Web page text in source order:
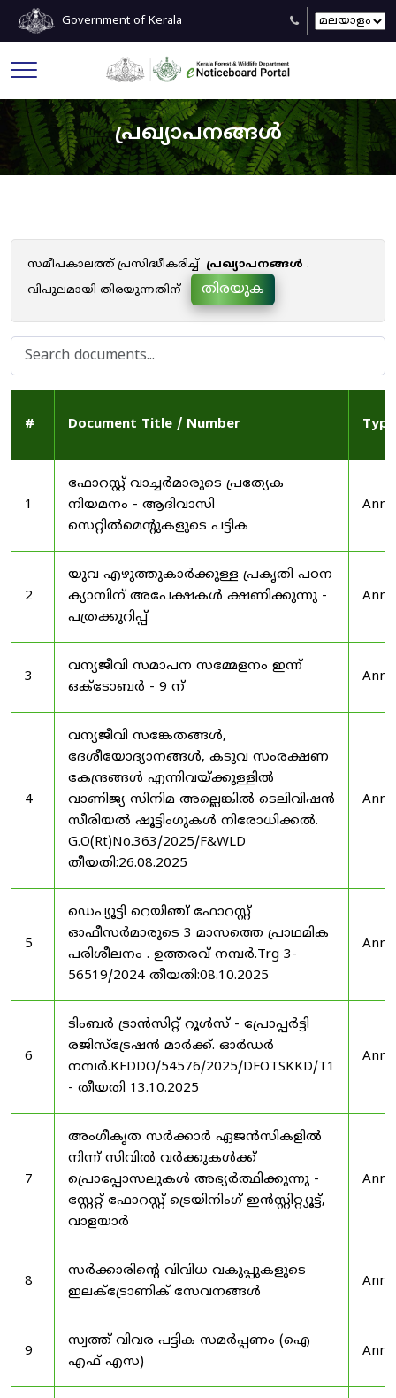
Government of Kerala
പ്രഖ്യാപനങ്ങൾ
സമീപകാലത്ത് പ്രസിദ്ധീകരിച്ച് പ്രഖ്യാപനങ്ങൾ .
വിപുലമായി തിരയുന്നതിന്
തിരയുക
# Document Title / Number Type
1
ഫോറസ്റ്റ് വാച്ചർമാരുടെ പ്രത്യേക
നിയമനം - ആദിവാസി
സെറ്റിൽമെന്റുകളുടെ പട്ടിക
2
യുവ എഴുത്തുകാർക്കുള്ള പ്രകൃതി പഠന
ക്യാമ്പിന് അപേക്ഷകൾ ക്ഷണിക്കുന്നു -
പത്രക്കുറിപ്പ്
3
വന്യജീവി സമാപന സമ്മേളനം ഇന്ന്
ഒക്ടോബർ - 9 ന്
4
വന്യജീവി സങ്കേതങ്ങൾ,
ദേശീയോദ്യാനങ്ങൾ, കടുവ സംരക്ഷണ
കേന്ദ്രങ്ങൾ എന്നിവയ്ക്കുള്ളിൽ
വാണിജ്യ സിനിമ അല്ലെങ്കിൽ ടെലിവിഷൻ
സീരിയൽ ഷൂട്ടിംഗുകൾ നിരോധിക്കൽ.
G.O(Rt)No.363/2025/F&WLD
തീയതി:26.08.2025
5
ഡെപ്യൂട്ടി റെയിഞ്ച് ഫോറസ്റ്റ്
ഓഫീസർമാരുടെ 3 മാസത്തെ പ്രാഥമിക
പരിശീലനം . ഉത്തരവ് നമ്പർ.Trg 3-
56519/2024 തീയതി:08.10.2025
6
ടിംബർ ട്രാൻസിറ്റ് റൂൾസ് - പ്രോപ്പർട്ടി
രജിസ്ട്രേഷൻ മാർക്ക്. ഓർഡർ
നമ്പർ.KFDDO/54576/2025/DFOTSKKD/T1
- തീയതി 13.10.2025
7
അംഗീകൃത സർക്കാർ ഏജൻസികളിൽ
നിന്ന് സിവിൽ വർക്കുകൾക്ക്
പ്രൊപ്പോസലുകൾ അഭ്യർത്ഥിക്കുന്നു -
സ്റ്റേറ്റ് ഫോറസ്റ്റ് ട്രെയിനിംഗ് ഇൻസ്റ്റിറ്റ്യൂട്ട്,
വാളയാർ
8
സർക്കാരിന്റെ വിവിധ വകുപ്പുകളുടെ
ഇലക്ട്രോണിക് സേവനങ്ങൾ
9
സ്വത്ത് വിവര പട്ടിക സമർപ്പണം (ഐ
എഫ് എസ)